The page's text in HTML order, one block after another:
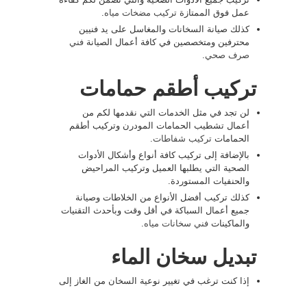
عمل فوق الممتازة تركيب مضخات مياه.
كذلك صيانة السخانات والمغاسل على يد فنيين
محترفين ومتخصصين في كافة أعمال الصيانة فني
صرف صحي.
تركيب أطقم حمامات
لن تجد في مثل الخدمات التي نقدمها لكم من
أعمال تشطيب الحمامات المودرن وتركيب أطقم
الحمامات تركيب شفاطات.
بالإضافة إلى تركيب كافة أنواع وأشكال الأدوات
الصحية التي يطلبها العميل وتركيب المراحيض
والحنفيات المستوردة.
كذلك تركيب أفضل الأنواع من الخلاطات وصيانة
جميع أعمال السباكة في أقل وقت وبأحدث التقنيات
والماكينات فني سخانات مياه.
تبديل سخان الماء
إذا كنت ترغب في تغيير نوعية السخان من الغاز إلى